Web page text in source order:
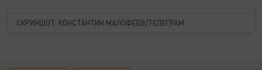
СКРИНШОТ: КОНСТАНТИН МАЛОФЕЕВ/ТЕЛЕГРАМ